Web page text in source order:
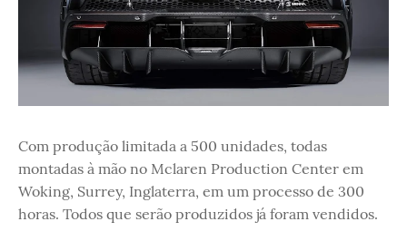
Com produção limitada a 500 unidades, todas
montadas à mão no Mclaren Production Center em
Woking, Surrey, Inglaterra, em um processo de 300
horas. Todos que serão produzidos já foram vendidos.